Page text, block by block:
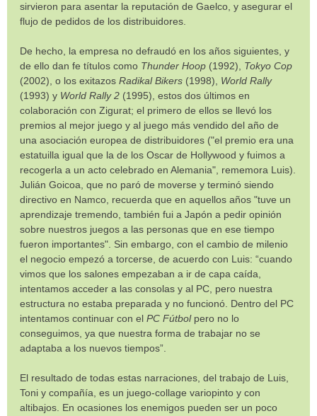
sirvieron para asentar la reputación de Gaelco, y asegurar el
flujo de pedidos de los distribuidores.
De hecho, la empresa no defraudó en los años siguientes, y
de ello dan fe títulos como Thunder Hoop (1992), Tokyo Cop
(2002), o los exitazos Radikal Bikers (1998), World Rally
(1993) y World Rally 2 (1995), estos dos últimos en
colaboración con Zigurat; el primero de ellos se llevó los
premios al mejor juego y al juego más vendido del año de
una asociación europea de distribuidores ("el premio era una
estatuilla igual que la de los Oscar de Hollywood y fuimos a
recogerla a un acto celebrado en Alemania", rememora Luis).
Julián Goicoa, que no paró de moverse y terminó siendo
directivo en Namco, recuerda que en aquellos años "tuve un
aprendizaje tremendo, también fui a Japón a pedir opinión
sobre nuestros juegos a las personas que en ese tiempo
fueron importantes". Sin embargo, con el cambio de milenio
el negocio empezó a torcerse, de acuerdo con Luis: “cuando
vimos que los salones empezaban a ir de capa caída,
intentamos acceder a las consolas y al PC, pero nuestra
estructura no estaba preparada y no funcionó. Dentro del PC
intentamos continuar con el PC Fútbolpero no lo
conseguimos, ya que nuestra forma de trabajar no se
adaptaba a los nuevos tiempos”.
El resultado de todas estas narraciones, del trabajo de Luis,
Toni y compañía, es un juego-collage variopinto y con
altibajos. En ocasiones los enemigos pueden ser un poco